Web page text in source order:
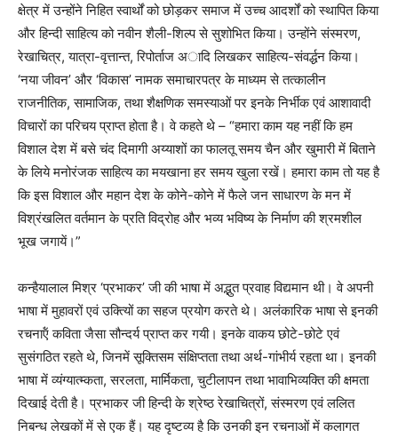
क्षेत्र में उन्‍होंने निहित स्‍वार्थों को छोड़कर समाज में उच्‍च आदर्शों को स्‍थापित किया
और हिन्‍दी साहित्य को नवीन शैली-शिल्‍प से सुशोभित किया। उन्‍होंने संस्‍मरण,
रेखाचित्र, यात्रा-वृत्तान्‍त, रिपोर्ताज अादि लिखकर साहित्‍य-संवर्द्धन किया।
‘नया जीवन’ और ‘विकास’ नामक समाचारपत्र के माध्‍यम से तत्‍कालीन
राजनीतिक, सामाजिक, तथा शैक्षणिक समस्‍याओं पर इनके निर्भीक एवं आशावादी
विचारों का परिचय प्राप्‍त होता है। वे कहते थे – “हमारा काम यह नहीं कि हम
विशाल देश में बसे चंद दिमागी अय्याशों का फालतू समय चैन और खुमारी में बिताने
के लिये मनोरंजक साहित्य का मयखाना हर समय खुला रखें। हमारा काम तो यह है
कि इस विशाल और महान देश के कोने-कोने में फैले जन साधारण के मन में
विश्रंखलित वर्तमान के प्रति विद्रोह और भव्य भविष्य के निर्माण की श्रमशील
भूख जगायें।”
कन्‍हैयालाल मिश्र ‘प्रभाकर’ जी की भाषा में अद्भुत प्रवाह विद्यमान थी। वे अपनी
भाषा में मुहावरों एवं उक्त्यिों का सहज प्रयोग करते थे। अलंकारिक भाषा से इनकी
रचनाऍं कविता जैसा सौन्‍दर्य प्राप्‍त कर गयी। इनके वाकय छोटे-छोटे एवं
सुसंगठित रहते थे, जिनमें सूक्तिसम संक्षिप्‍तता तथा अर्थ-गांभीर्य रहता था। इनकी
भाषा में व्‍यंग्‍यात्‍म्‍कता, सरलता, मार्मिकता, चुटीलापन तथा भावाभिव्‍यक्ति की क्षमता
दिखाई देती है। प्रभाकर जी हिन्दी के श्रेष्ठ रेखाचित्रों, संस्मरण एवं ललित
निबन्ध लेखकों में से एक हैं। यह दृष्टव्य है कि उनकी इन रचनाओं में कलागत